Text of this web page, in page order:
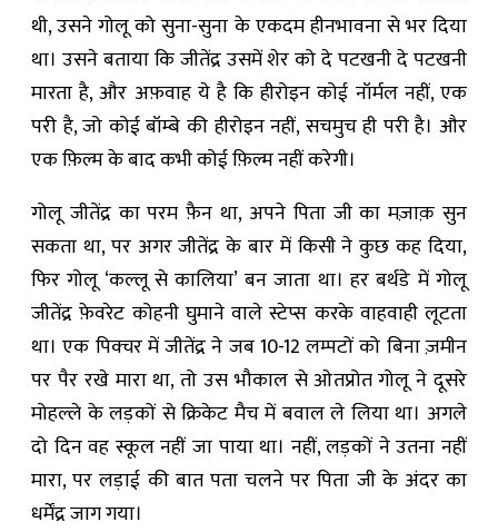
थी, उसने गोलू को सुना-सुना के एकदम हीनभावना से भर दिया
था। उसने बताया कि जीतेंद्र उसमें शेर को दे पटखनी दे पटखनी
मारता है, और अफ़वाह ये है कि हीरोइन कोई नॉर्मल नहीं, एक
परी है, जो कोई बॉम्बे की हीरोइन नहीं, सचमुच ही परी है। और
एक फ़िल्म के बाद कभी कोई फ़िल्म नहीं करेगी।
गोलू जीतेंद्र का परम फ़ैन था, अपने पिता जी का मज़ाक़ सुन
सकता था, पर अगर जीतेंद्र के बार में किसी ने कुछ कह दिया,
फिर गोलू ‘कल्लू से कालिया’ बन जाता था। हर बर्थडे में गोलू
जीतेंद्र फ़ेवरेट कोहनी घुमाने वाले स्टेप्स करके वाहवाही लूटता
था। एक पिक्चर में जीतेंद्र ने जब 10-12 लम्पटों को बिना ज़मीन
पर पैर रखे मारा था, तो उस भौकाल से ओतप्रोत गोलू ने दूसरे
मोहल्ले के लड़कों से क्रिकेट मैच में बवाल ले लिया था। अगले
दो दिन वह स्कूल नहीं जा पाया था। नहीं, लड़कों ने उतना नहीं
मारा, पर लड़ाई की बात पता चलने पर पिता जी के अंदर का
धर्मेंद्र जाग गया।